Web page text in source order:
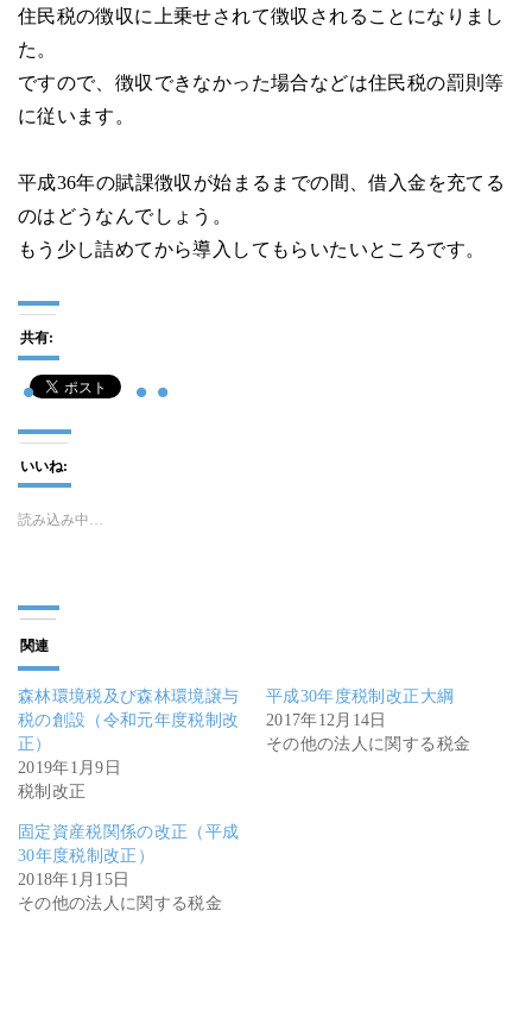
住民税の徴収に上乗せされて徴収されることになりまし
た。
ですので、徴収できなかった場合などは住民税の罰則等
に従います。
平成36年の賦課徴収が始まるまでの間、借入金を充てる
のはどうなんでしょう。
もう少し詰めてから導入してもらいたいところです。
共有:
いいね:
読み込み中…
関連
森林環境税及び森林環境譲与
税の創設（令和元年度税制改
正）
2019年1月9日
税制改正
平成30年度税制改正大綱
2017年12月14日
その他の法人に関する税金
固定資産税関係の改正（平成
30年度税制改正）
2018年1月15日
その他の法人に関する税金